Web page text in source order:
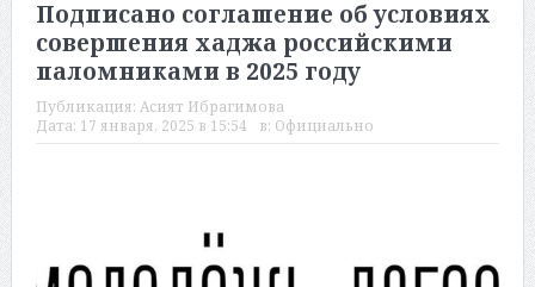
Подписано соглашение об условиях
совершения хаджа российскими
паломниками в 2025 году
Публикация: Асият Ибрагимова
Дата: 17 января, 2025 в 15:54 в: Официально